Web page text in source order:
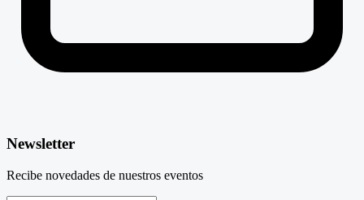
Newsletter
Recibe novedades de nuestros eventos